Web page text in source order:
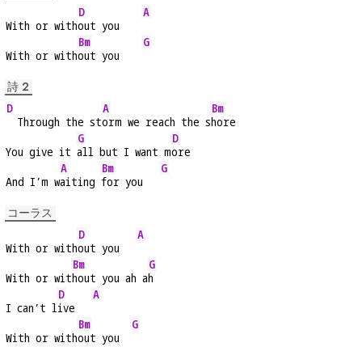
With or with
D
out you
A
With or with
Bm
out you
G
詩 2
D
  Through the st
A
orm we reach the s
Bm
hore
You give it
G
all but I want m
D
ore
And I’m w
A
aiting
Bm
for you
G
コーラス
With or with
D
out you
A
With or wit
Bm
hout you ah a
G
h
I can’t l
D
ive
A
With or with
Bm
out you
G